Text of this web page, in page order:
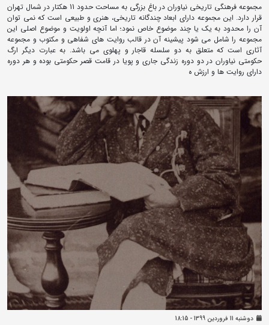
مجموعه فرهنگی تاریخی نیاوران در باغ بزرگی به مساحت حدود 11 هکتار در شمال تهران
قرار دارد. این مجموعه دارای ابعاد چندگانه تاریخی، هنری و طبیعی است که نمی توان
آن را محدود به یک یا چند موضوع خاص نمود؛ اما آنچه اولویت و موضوع اصلی این
مجموعه را شامل می شود پیشینه آن در قالب روایت های شفاهی و مکتوب و مجموعه
آثاری است که متعلق به دو سلسله قاجار و پهلوی می باشد. به عبارت دیگر ارگ
حکومتی نیاوران در دو دوره زندگی جاری و پویا در قامت قصر حکومتی بوده و هر دوره
دارای روایت ها و ارزش ه
دوشنبه 11 فروردين 1399 - 18:15